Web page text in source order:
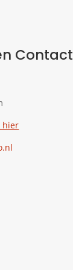
Contact
hier